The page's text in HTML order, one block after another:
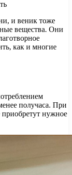
и веник тоже
вещества. Они
как и многие
получаса. При
нужное